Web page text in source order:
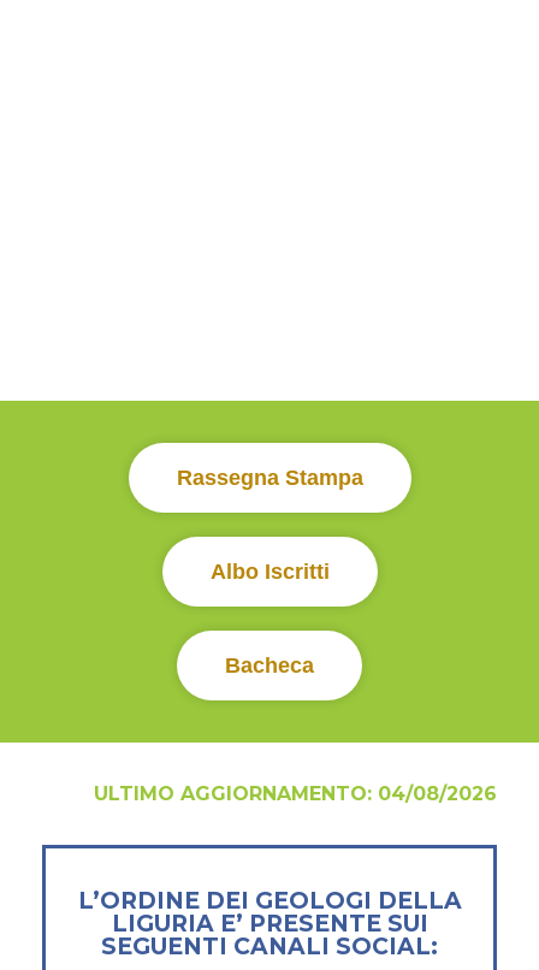
Rassegna Stampa
Albo Iscritti
Bacheca
ULTIMO AGGIORNAMENTO: 04/08/2026
L’ORDINE DEI GEOLOGI DELLA
LIGURIA E’ PRESENTE SUI
SEGUENTI CANALI SOCIAL: